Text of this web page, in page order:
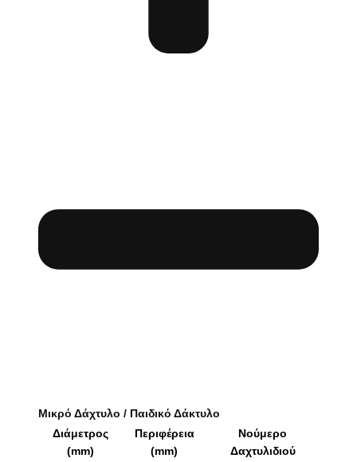
Μικρό Δάχτυλο / Παιδικό Δάκτυλο
Διάμετρος
(mm)
Περιφέρεια
(mm)
Νούμερο
Δαχτυλιδιού